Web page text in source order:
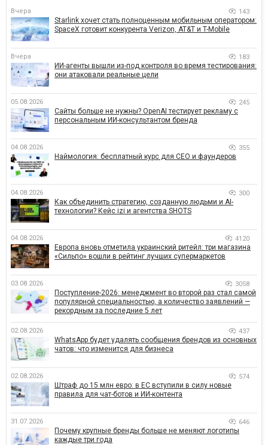
Вчера 143
Starlink хочет стать полноценным мобильным оператором:
SpaceX готовит конкурента Verizon, AT&T и T-Mobile
Вчера 183
ИИ-агенты вышли из-под контроля во время тестирования:
они атаковали реальные цели
05.08.2026 245
Сайты больше не нужны? OpenAI тестирует рекламу с
персональным ИИ-консультантом бренда
04.08.2026 355
Наймология: бесплатный курс для CEO и фаундеров
04.08.2026 300
Как объединить стратегию, созданную людьми и AI-
технологии? Кейс izi и агентства SHOTS
04.08.2026 4120
Европа вновь отметила украинский ритейл: три магазина
«Сильпо» вошли в рейтинг лучших супермаркетов
03.08.2026 3058
Поступление-2026: менеджмент во второй раз стал самой
популярной специальностью, а количество заявлений —
рекордным за последние 5 лет
02.08.2026 437
WhatsApp будет удалять сообщения брендов из основных
чатов: что изменится для бизнеса
02.08.2026 574
Штраф до 15 млн евро: в ЕС вступили в силу новые
правила для чат-ботов и ИИ-контента
31.07.2026 646
Почему крупные бренды больше не меняют логотипы
каждые три года